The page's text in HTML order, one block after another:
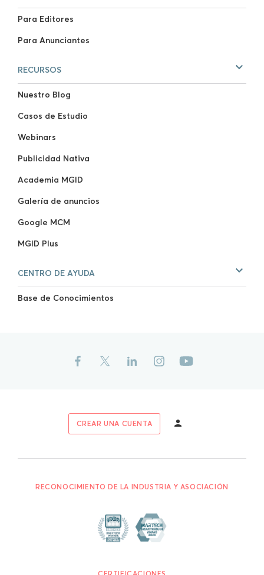
Para Editores
Para Anunciantes
RECURSOS
Nuestro Blog
Casos de Estudio
Webinars
Publicidad Nativa
Academia MGID
Galería de anuncios
Google MCM
MGID Plus
CENTRO DE AYUDA
Base de Conocimientos
CREAR UNA CUENTA
RECONOCIMIENTO DE LA INDUSTRIA Y ASOCIACIÓN